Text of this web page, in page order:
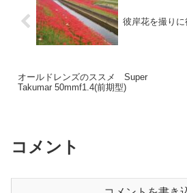
彼岸花を撮りに
オールドレンズのススメ Super
Takumar 50mmf1.4(前期型)
コメント